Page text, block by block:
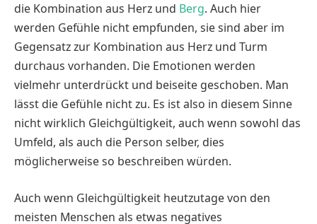
die Kombination aus Herz und Berg. Auch hier
werden Gefühle nicht empfunden, sie sind aber im
Gegensatz zur Kombination aus Herz und Turm
durchaus vorhanden. Die Emotionen werden
vielmehr unterdrückt und beiseite geschoben. Man
lässt die Gefühle nicht zu. Es ist also in diesem Sinne
nicht wirklich Gleichgültigkeit, auch wenn sowohl das
Umfeld, als auch die Person selber, dies
möglicherweise so beschreiben würden.
Auch wenn Gleichgültigkeit heutzutage von den
meisten Menschen als etwas negatives